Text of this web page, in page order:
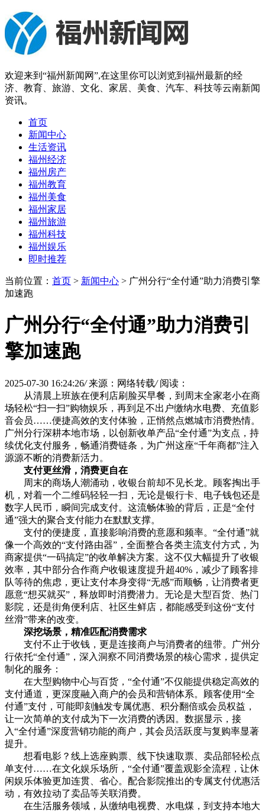
欢迎来到“福州新闻网”,在这里你可以浏览到福州最新的经
济、教育、旅游、文化、家居、美食、汽车、科技等云南新闻
资讯。
首页
新闻中心
生活资讯
福州经济
福州房产
福州教育
福州美食
福州家居
福州旅游
福州科技
福州娱乐
即时推荐
当前位置： 首页 > 新闻中心 > 广州分行“全付通”助力消费引擎
加速跑
广州分行“全付通”助力消费引
擎加速跑
2025-07-30 16:24:26/ 来源：网络转载/ 阅读：
从清晨上班族在便利店刷脸买早餐，到周末全家老小在商
场轻松“扫一扫”购物娱乐，再到足不出户缴纳水电费、充值影
音会员……便捷高效的支付体验，正悄然点燃城市消费热情。
广州分行深耕本地市场，以创新收单产品“全付通”为支点，持
续优化支付服务，畅通消费链条，为广州这座“千年商都”注入
源源不断的消费新活力。
支付更丝滑，消费更自在
周末的商场人潮涌动，收银台前却不见长龙。顾客掏出手
机，对着一个二维码轻轻一扫，无论是银行卡、电子钱包还是
数字人民币，瞬间完成支付。这流畅体验的背后，正是“全付
通”强大的聚合支付能力在默默支撑。
支付的便捷度，直接影响消费的意愿和频率。“全付通”就
像一个高效的“支付路由器”，全面整合各类主流支付方式，为
商家提供“一码搞定”的收单解决方案。这不仅大幅提升了收银
效率，其中部分合作商户收银速度提升超40%，减少了顾客排
队等待的焦虑，更让支付本身变得“无感”而顺畅，让消费者更
愿意“想买就买”，释放即时消费潜力。无论是大型百货、热门
影院，还是街角便利店、社区生鲜店，都能感受到这份“支付
丝滑”带来的改变。
深挖场景，精准匹配消费需求
支付不止于收钱，更是连接商户与消费者的纽带。广州分
行依托“全付通”，深入洞察不同消费场景的核心需求，提供定
制化的服务：
在大型购物中心与百货，“全付通”不仅能提供稳定高效的
支付通道，更深度融入商户的会员和营销体系。顾客使用“全
付通”支付，可能即刻触发专属优惠、积分翻倍或会员权益，
让一次简单的支付成为下一次消费的诱因。数据显示，接
入“全付通”深度营销功能的商户，其会员活跃度与复购率显著
提升。
想看电影？线上选座购票、线下快速取票、卖品部轻松点
单支付……在文化娱乐场所，“全付通”覆盖观影全流程，让休
闲娱乐体验更加连贯、省心。配合影院推出的专属支付优惠活
动，有效拉动了卖品等关联消费。
在生活服务领域，从缴纳电视费、水电煤，到支持本地大